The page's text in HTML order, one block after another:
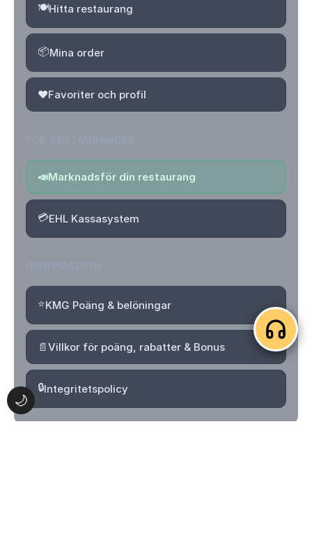
🌙
🍽️Hitta restaurang
📦Mina order
❤️Favoriter och profil
📣Marknadsför din restaurang
💳EHL Kassasystem
⭐KMG Poäng & belöningar
📄Villkor för poäng, rabatter & Bonus
🔒Integritetspolicy